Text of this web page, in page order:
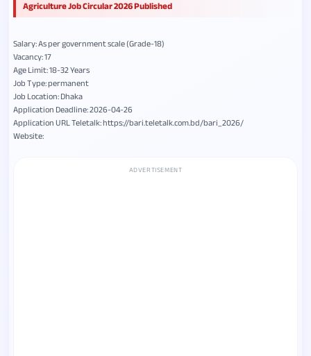
Agriculture Job Circular 2026 Published
Salary: As per government scale (Grade-18)
Vacancy: 17
Age Limit: 18-32 Years
Job Type: permanent
Job Location: Dhaka
Application Deadline: 2026-04-26
Application URL Teletalk: https://bari.teletalk.com.bd/bari_2026/
Website:
ADVERTISEMENT